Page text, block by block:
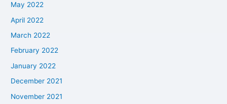
May 2022
April 2022
March 2022
February 2022
January 2022
December 2021
November 2021